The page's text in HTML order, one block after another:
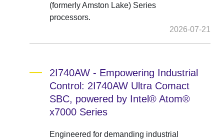
(formerly Amston Lake) Series
processors.
2026-07-21
2I740AW - Empowering Industrial
Control: 2I740AW Ultra Comact
SBC, powered by Intel® Atom®
x7000 Series
Engineered for demanding industrial